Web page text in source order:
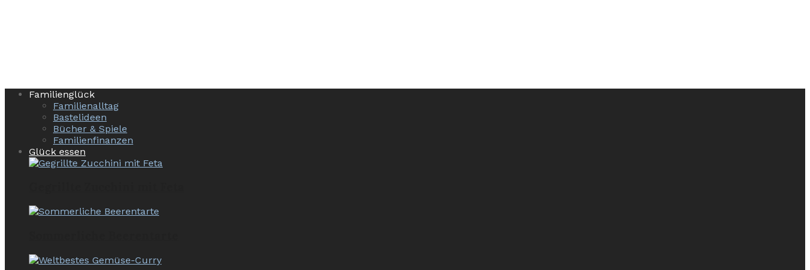
Familienglück
Familienalltag
Bastelideen
Bücher & Spiele
Familienfinanzen
Glück essen